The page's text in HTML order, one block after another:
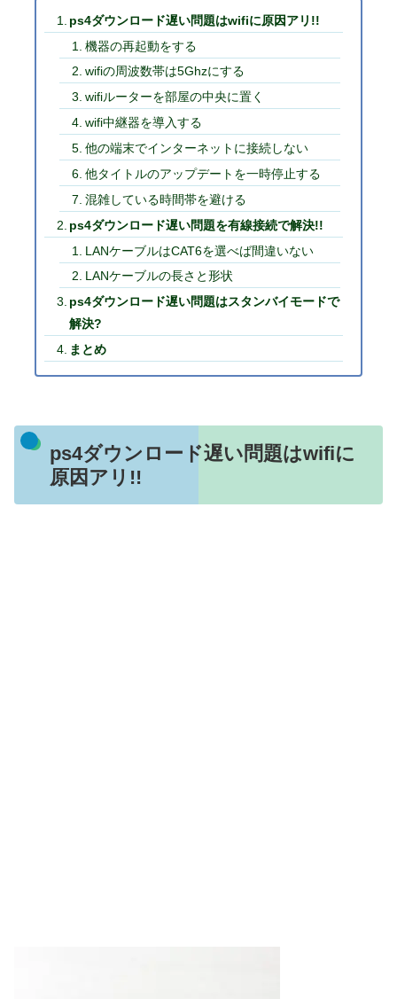
ps4ダウンロード遅い問題はwifiに原因アリ!!
機器の再起動をする
wifiの周波数帯は5Ghzにする
wifiルーターを部屋の中央に置く
wifi中継器を導入する
他の端末でインターネットに接続しない
他タイトルのアップデートを一時停止する
混雑している時間帯を避ける
ps4ダウンロード遅い問題を有線接続で解決!!
LANケーブルはCAT6を選べば間違いない
LANケーブルの長さと形状
ps4ダウンロード遅い問題はスタンバイモードで
解決?
まとめ
ps4ダウンロード遅い問題はwifiに
原因アリ!!